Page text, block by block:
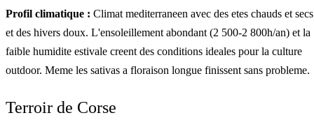
Profil climatique : Climat mediterraneen avec des etes chauds et secs
et des hivers doux. L'ensoleillement abondant (2 500-2 800h/an) et la
faible humidite estivale creent des conditions ideales pour la culture
outdoor. Meme les sativas a floraison longue finissent sans probleme.
Terroir de Corse